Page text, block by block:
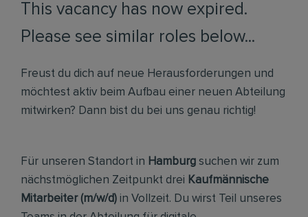
This vacancy has now expired.
Please see similar roles below...
Freust du dich auf neue Herausforderungen und
möchtest aktiv beim Aufbau einer neuen Abteilung
mitwirken? Dann bist du bei uns genau richtig!
Für unseren Standort in Hamburg suchen wir zum
nächstmöglichen Zeitpunkt drei Kaufmännische
Mitarbeiter (m/w/d) in Vollzeit. Du wirst Teil unseres